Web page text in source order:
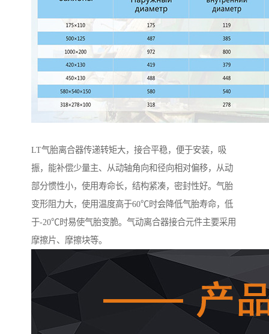
LT气胎离合器传递转矩大，接合平稳，便于安装，吸
振，能补偿少量主、从动轴角向和径向相对偏移，从动
部分惯性小，使用寿命长，结构紧凑，密封性好。气胎
变形阻力大，使用温度高于60℃时会降低气胎寿命，低
于-20℃时易使气胎变脆。气动离合器接合元件主要采用
摩擦片、摩擦块等。